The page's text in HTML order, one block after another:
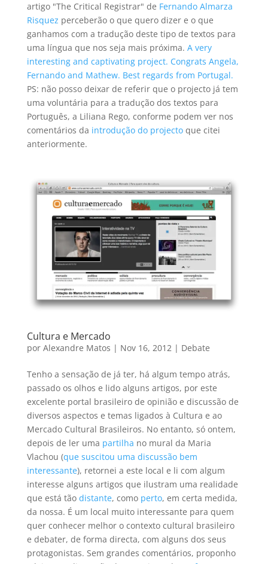
artigo "The Critical Registrar" de Fernando Almarza
Risquez perceberão o que quero dizer e o que
ganhamos com a tradução deste tipo de textos para
uma língua que nos seja mais próxima. A very
interesting and captivating project. Congrats Angela,
Fernando and Mathew. Best regards from Portugal.
PS: não posso deixar de referir que o projecto já tem
uma voluntária para a tradução dos textos para
Português, a Liliana Rego, conforme podem ver nos
comentários da introdução do projectoque citei
anteriormente.
Cultura e Mercado
por Alexandre Matos | Nov 16, 2012 | Debate
Tenho a sensação de já ter, há algum tempo atrás,
passado os olhos e lido alguns artigos, por este
excelente portal brasileiro de opinião e discussão de
diversos aspectos e temas ligados à Cultura e ao
Mercado Cultural Brasileiros. No entanto, só ontem,
depois de ler uma partilha no mural da Maria
Vlachou (que suscitou uma discussão bem
interessante), retornei a este local e li com algum
interesse alguns artigos que ilustram uma realidade
que está tão distante, como perto, em certa medida,
da nossa. É um local muito interessante para quem
quer conhecer melhor o contexto cultural brasileiro
e debater, de forma directa, com alguns dos seus
protagonistas. Sem grandes comentários, proponho